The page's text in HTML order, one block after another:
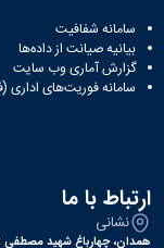
فرآیندها
آئین
نامه
نامه
های
پژوهشی
سامانه شفافیت
بیانیه صیانت از داده‌ها
گزارش آماری وب‌ سایت
سامانه فوریت‌های اداری
ارتباط با ما
نشانی
همدان، چهارباغ شهید مصطفی